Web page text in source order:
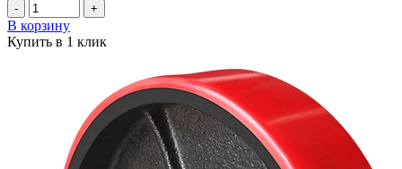
- +
В корзину
Купить в 1 клик